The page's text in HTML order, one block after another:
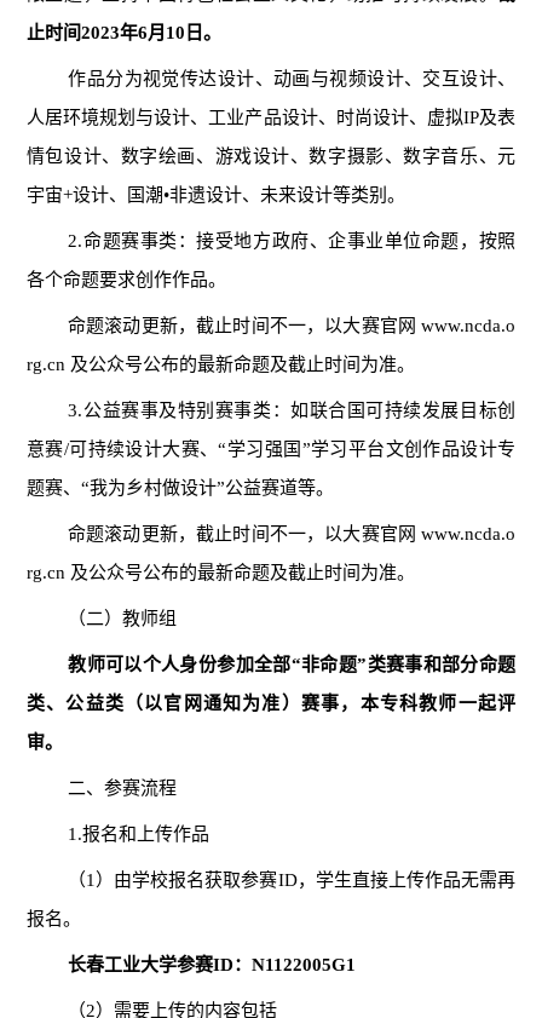
止时间2023年6月10日。
作品分为视觉传达设计、动画与视频设计、交互设计、
人居环境规划与设计、工业产品设计、时尚设计、虚拟IP及表
情包设计、数字绘画、游戏设计、数字摄影、数字音乐、元
宇宙+设计、国潮•非遗设计、未来设计等类别。
2.命题赛事类：接受地方政府、企事业单位命题，按照
各个命题要求创作作品。
命题滚动更新，截止时间不一，以大赛官网 www.ncda.o
rg.cn 及公众号公布的最新命题及截止时间为准。
3.公益赛事及特别赛事类：如联合国可持续发展目标创
意赛/可持续设计大赛、“学习强国”学习平台文创作品设计专
题赛、“我为乡村做设计”公益赛道等。
命题滚动更新，截止时间不一，以大赛官网 www.ncda.o
rg.cn 及公众号公布的最新命题及截止时间为准。
（二）教师组
教师可以个人身份参加全部“非命题”类赛事和部分命题
类、公益类（以官网通知为准）赛事，本专科教师一起评
审。
二、参赛流程
1.报名和上传作品
（1）由学校报名获取参赛ID，学生直接上传作品无需再
报名。
长春工业大学参赛ID：N1122005G1
（2）需要上传的内容包括